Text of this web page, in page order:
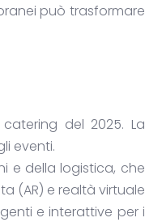
può trasformare
del 2025. La
eventi.
e della logistica, che
(AR) e realtà virtuale
e interattive per i